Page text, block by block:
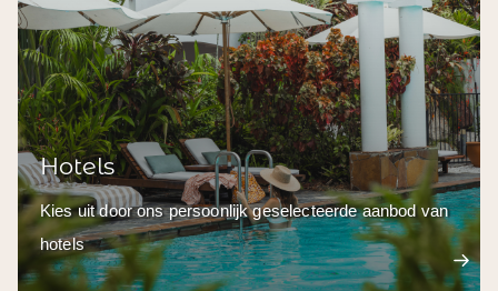
Hotels
Kies uit door ons persoonlijk geselecteerde aanbod van
hotels